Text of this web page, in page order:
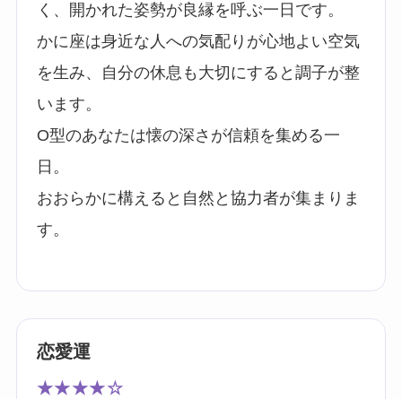
く、開かれた姿勢が良縁を呼ぶ一日です。
かに座は身近な人への気配りが心地よい空気
を生み、自分の休息も大切にすると調子が整
います。
O型のあなたは懐の深さが信頼を集める一
日。
おおらかに構えると自然と協力者が集まりま
す。
恋愛運
★★★★☆